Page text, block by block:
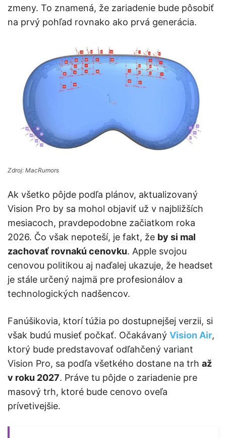
zmeny. To znamená, že zariadenie bude pôsobiť
na prvý pohľad rovnako ako prvá generácia.
Zdroj: MacRumors
Ak všetko pôjde podľa plánov, aktualizovaný
Vision Pro by sa mohol objaviť už v najbližších
mesiacoch, pravdepodobne začiatkom roka
2026. Čo však nepoteší, je fakt, že by si mal
zachovať rovnakú cenovku. Apple svojou
cenovou politikou aj naďalej ukazuje, že headset
je stále určený najmä pre profesionálov a
technologických nadšencov.
Fanúšikovia, ktorí túžia po dostupnejšej verzii, si
však budú musieť počkať. Očakávaný Vision Air,
ktorý bude predstavovať odľahčený variant
Vision Pro, sa podľa všetkého dostane na trh až
v roku 2027. Práve tu pôjde o zariadenie pre
masový trh, ktoré bude cenovo oveľa
prívetivejšie.